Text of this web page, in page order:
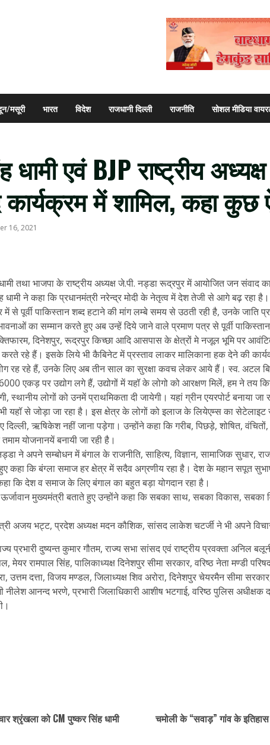
मसूरी भारत विदेश राजधानी दिल्ली राजनीति सोशल मीडिया
धामी एवं BJP राष्ट्रीय
में शामिल, कहा कुछ
16, 2021
तथा भाजपा के राष्ट्रीय अध्यक्ष जे.पी. नड्डा रूद्रपुर में आयोजित जन संवाद
ने कहा कि प्रधानमंत्री नरेन्द्र मोदी के नेतृत्व में देश तेजी से आगे बढ़ रहा है।
में से पूर्वी पाकिस्तान शब्द हटाने की मांग लम्बे समय से उठती रही है, उनके जाति
का सम्मान करते हुए अब उन्हें दिये जाने वाले प्रमाण पत्र से पूर्वी पाकिस्तान
दिनेशपुर, रूद्रपुर किच्छा आदि आसपास के क्षेत्रों मे नजूल भूमि पर
रहे हैं। इसके लिये भी कैबिनेट में प्रस्ताव लाकर मालिकाना हक देने की
रह रहे हैं, उनके लिए अब तीन साल का सुरक्षा कवच लेकर आये हैं। स्व. अटल
एकड़ पर उद्योग लगे हैं, उद्योगों में यहॉ के लोगो को आरक्षण मिलें, हम ने तय
स्थानीय लोगों को उनमें प्राथमिकता दी जायेगी। यहां ग्रीन एयरपोर्ट बनाया
यहॉ से जोड़ा जा रहा है। इस क्षेत्र के लोगों को इलाज के लियेएम्स का
ऋषिकेश नहीं जाना पड़ेगा। उन्होंने कहा कि गरीब, पिछड़े, शोषित,
योजनानयें बनायी जा रही है।
ने अपने सम्बोधन में बंगाल के राजनीति, साहित्य, विज्ञान, सामाजिक सुधार,
कहा कि बंग्ला समाज हर क्षेत्र में सदैव अग्रणीय रहा है। देश के महान सपूत
कि देश व समाज के लिए बंगाल का बहुत बड़ा योगदान रहा है।
ऊर्जावान मुख्यमंत्री बताते हुए उन्होंने कहा कि सबका साथ, सबका विकास, सबका
मंत्री अजय भट्ट, प्रदेश अध्यक्ष मदन कौशिक, सांसद लाकेश चटर्जी ने भी अपने
प्रभारी दुष्यन्त कुमार गौतम, राज्य सभा सांसद एवं राष्ट्रीय प्रवक्ता अनिल
मेयर रामपाल सिंह, पालिकाध्यक्ष दिनेशपुर सीमा सरकार, वरिष्ठ नेता मण्डी
उत्तम दत्ता, विजय मण्डल, जिलाध्यक्ष शिव अरोरा, दिनेशपुर चेयरमैन सीमा
आनन्द भरणे, प्रभारी जिलाधिकारी आशीष भटगाई, वरिष्ठ पुलिस अधीक्षक
श्रृंखला को CM पुष्कर सिंह धामी
चमोली के “सवाड़” गांव के